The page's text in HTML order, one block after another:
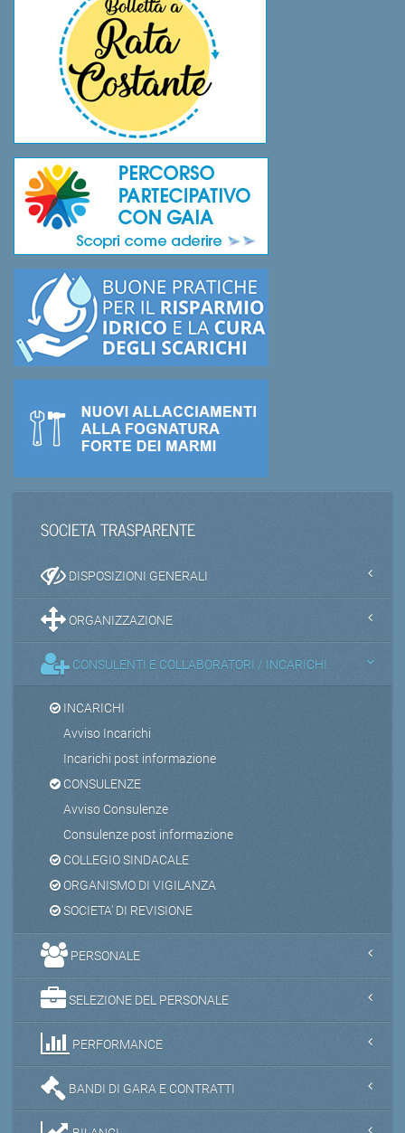
SOCIETA TRASPARENTE
DISPOSIZIONI GENERALI
ORGANIZZAZIONE
CONSULENTI E COLLABORATORI / INCARICHI
INCARICHI
Avviso Incarichi
Incarichi post informazione
CONSULENZE
Avviso Consulenze
Consulenze post informazione
COLLEGIO SINDACALE
ORGANISMO DI VIGILANZA
SOCIETA' DI REVISIONE
PERSONALE
SELEZIONE DEL PERSONALE
PERFORMANCE
BANDI DI GARA E CONTRATTI